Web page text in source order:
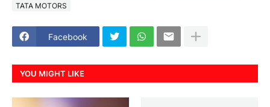
TATA MOTORS
Facebook
YOU MIGHT LIKE